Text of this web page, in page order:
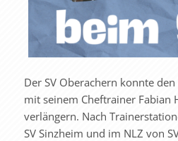
Der SV Oberachern konnte
mit seinem Cheftrainer Fabian
verlängern. Nach
SV Sinzheim und im NLZ von